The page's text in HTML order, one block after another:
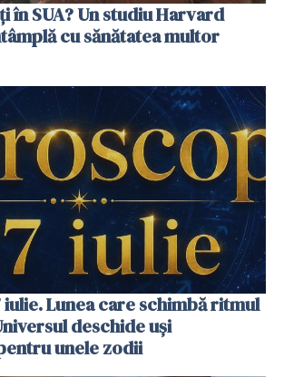
în SUA? Un studiu Harvard
cu sănătatea multor
Lunea care schimbă ritmul
deschide uși
unele zodii